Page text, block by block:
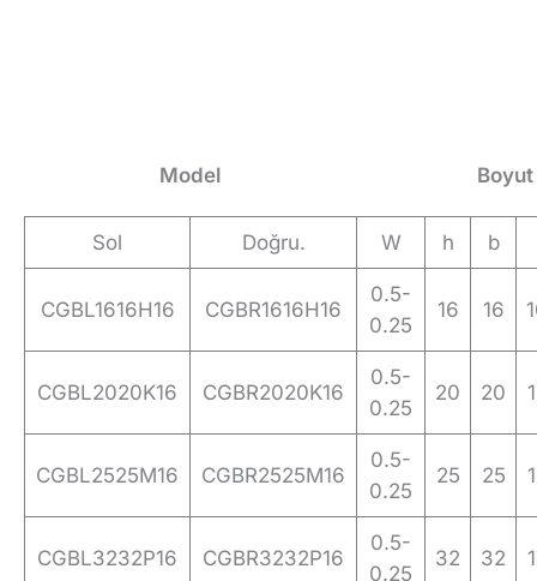
Model
Sol Doğru. W h b
CGBL1616H16 CGBR1616H16
0.5-
0.25
16 16
CGBL2020K16 CGBR2020K16
0.5-
0.25
20 20
CGBL2525M16 CGBR2525M16
0.5-
0.25
25 25
CGBL3232P16 CGBR3232P16
0.5-
0.25
32 32